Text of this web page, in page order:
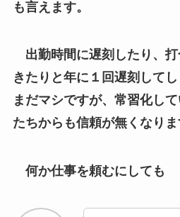
も言えます。
出勤時間に遅刻したり、
きたりと年に１回遅刻して
まだマシですが、常習化し
たちからも信頼が無くなりま
何か仕事を頼むにしても